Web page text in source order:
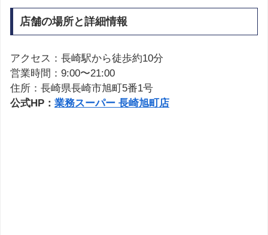
店舗の場所と詳細情報
アクセス：長崎駅から徒歩約10分
営業時間：9:00〜21:00
住所：長崎県長崎市旭町5番1号
公式HP： 業務スーパー 長崎旭町店